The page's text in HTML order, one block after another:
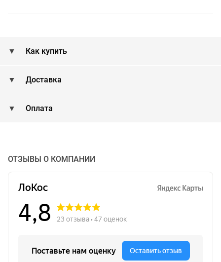
Как купить
Доставка
Оплата
ОТЗЫВЫ О КОМПАНИИ